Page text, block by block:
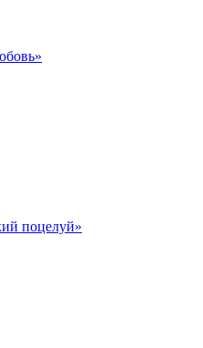
поцелуй»